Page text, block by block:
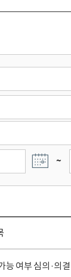
~
능 여부 심의·의결